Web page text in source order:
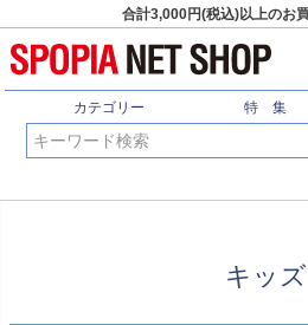
合計3,000円(税込)以上のお
カテゴリー 特 集
HOME アウトドア ウェア キッズ
キッズ